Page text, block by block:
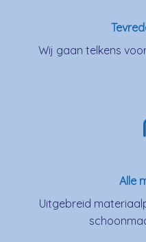
Wij gaan telkens
Alle
Uitgebreid